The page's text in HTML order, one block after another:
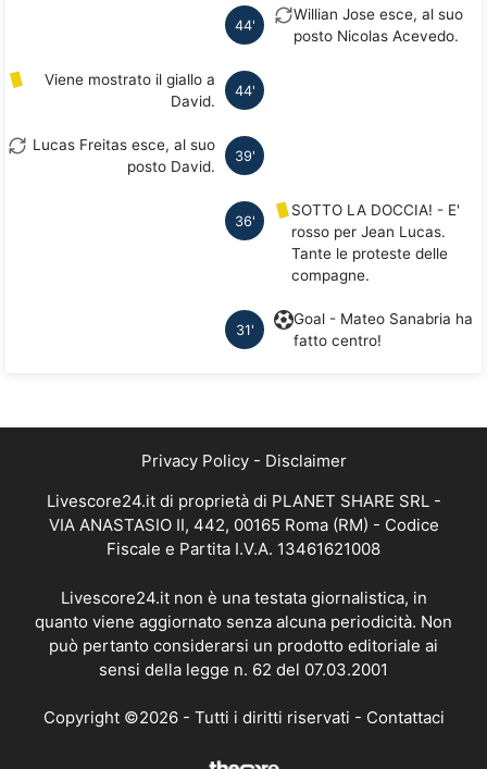
44'
Willian Jose esce, al suo
posto Nicolas Acevedo.
44'
Viene mostrato il giallo a
David.
39'
Lucas Freitas esce, al suo
posto David.
36'
SOTTO LA DOCCIA! - E'
rosso per Jean Lucas.
Tante le proteste delle
compagne.
31'
Goal - Mateo Sanabria ha
fatto centro!
Privacy Policy- Disclaimer
Livescore24.it di proprietà di PLANET SHARE SRL -
VIA ANASTASIO II, 442, 00165 Roma (RM) - Codice
Fiscale e Partita I.V.A. 13461621008
Livescore24.it non è una testata giornalistica, in
quanto viene aggiornato senza alcuna periodicità. Non
può pertanto considerarsi un prodotto editoriale ai
sensi della legge n. 62 del 07.03.2001
Copyright ©2026 - Tutti i diritti riservati - Contattaci